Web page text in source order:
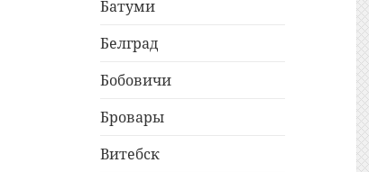
Батуми
Белград
Бобовичи
Бровары
Витебск